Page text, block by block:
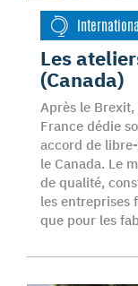
Les
(Canada)
Après le Brexit,
France dédie
accord de
le Canada. Le
de qualité,
les entreprises
que pour les